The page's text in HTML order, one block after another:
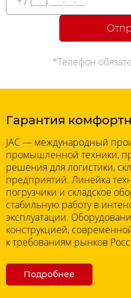
*Телефон
Гарантия
JAC — международный
промышленной техники,
решения для логистики,
предприятий. Линейка
погрузчики и складское
стабильную работу в
эксплуатации.
конструкцией,
к требованиям рынков
Подробнее